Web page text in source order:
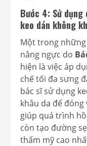
Bước 4: Sử dụng
keo dán không
Một trong
nâng ngực do
hiện là việc áp
chế tối đa sưng
bác sĩ sử dụng
khâu da để
giúp quá trình
còn tạo đường
thẩm mỹ cao